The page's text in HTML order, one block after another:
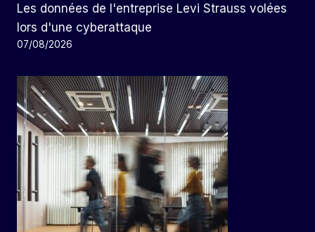
Les données de l'entreprise Levi Strauss volées
lors d'une cyberattaque
07/08/2026